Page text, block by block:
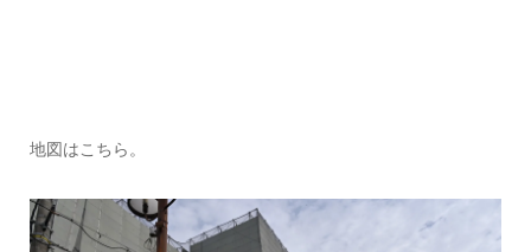
地図はこちら。